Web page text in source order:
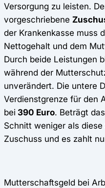
Versorgung zu leisten.
vorgeschriebene
der Krankenkasse muss
Nettogehalt und dem
Durch beide Leistungen
während der
unverändert. Die untere
Verdienstgrenze für den
bei 390 Euro. Beträgt
Schnitt weniger als
Zuschuss und es zahlt
Mutterschaftsgeld bei